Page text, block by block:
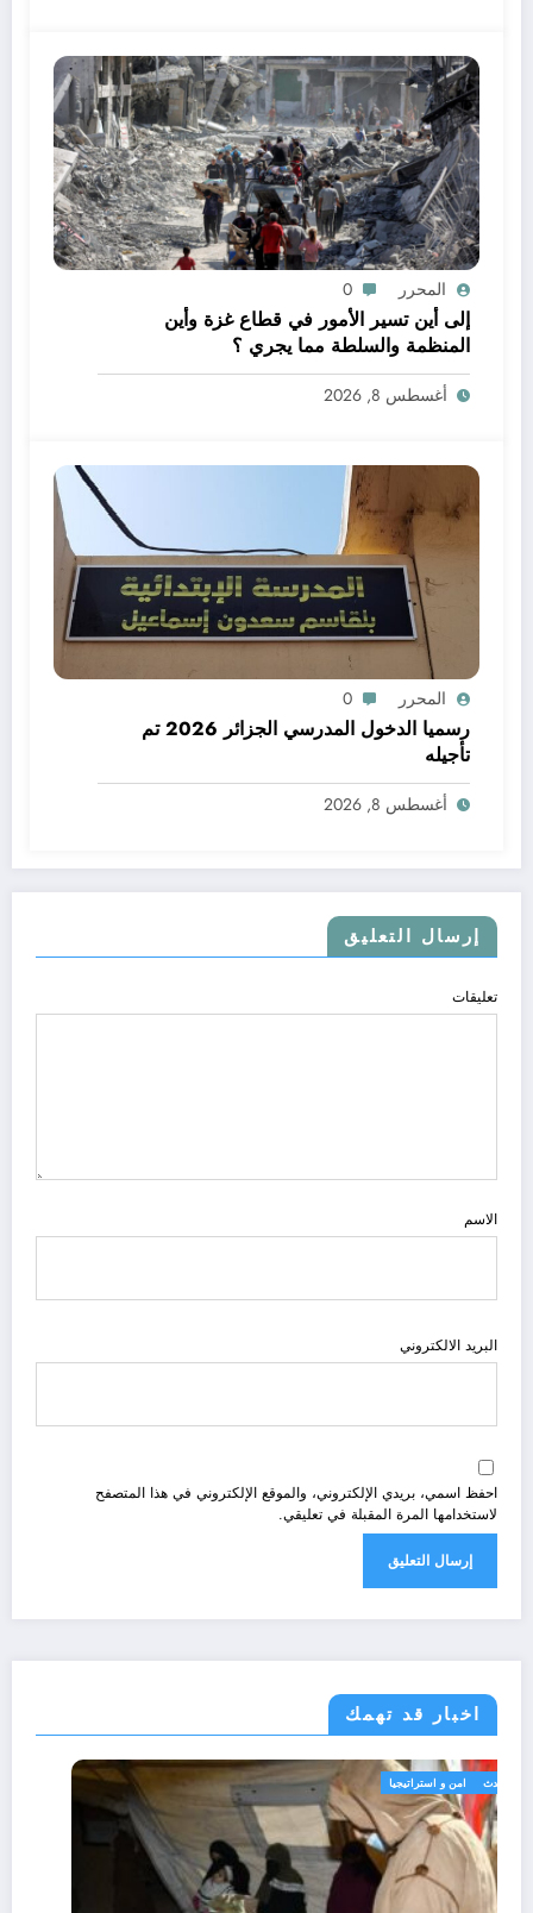
المحرر 0
إلى أين تسير الأمور في قطاع غزة وأين
المنظمة والسلطة مما يجري ؟
أغسطس 8, 2026
المحرر 0
رسميا الدخول المدرسي الجزائر 2026 تم
تأجيله
أغسطس 8, 2026
إرسال التعليق
تعليقات
الاسم
البريد الالكتروني
احفظ اسمي، بريدي الإلكتروني، والموقع الإلكتروني في هذا المتصفح
لاستخدامها المرة المقبلة في تعليقي.
اخبار قد تهمك
الحدث امن و استراتيجيا